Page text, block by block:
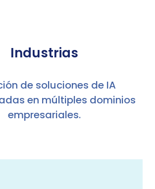
Industrias
de soluciones de IA
en múltiples dominios
empresariales.